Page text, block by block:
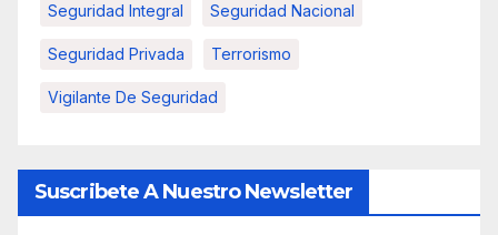
Seguridad Integral Seguridad Nacional
Seguridad Privada Terrorismo
Vigilante De Seguridad
Suscribete A Nuestro Newsletter